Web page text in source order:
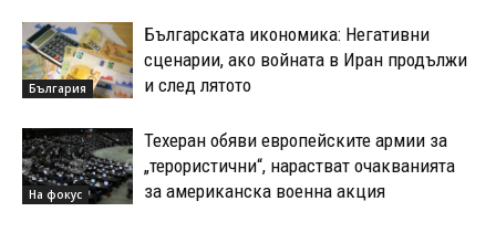
България
Българската икономика: Негативни
сценарии, ако войната в Иран продължи
и след лятото
На фокус
Техеран обяви европейските армии за
„терористични“, нарастват очакванията
за американска военна акция